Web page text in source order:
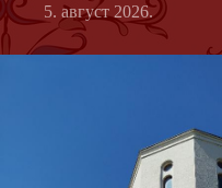
5. август 2026.